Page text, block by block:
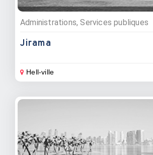
Administrations, Services publiques
Jirama
Hell-ville